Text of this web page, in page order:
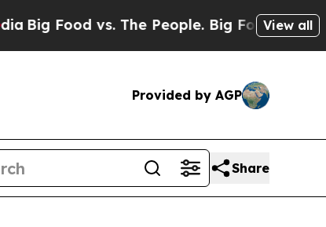
vs. The People. Big Food’s 239 Lawsuits
View all
Provided by AGP
Share